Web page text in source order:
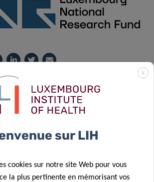
des données
la « Notice sur la protection des données
X
sur LIH
cookies sur notre site Web pour vous
la plus pertinente en mémorisant vos